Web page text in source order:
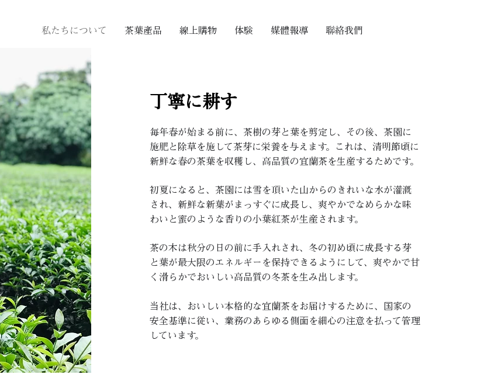
私たちについて 茶葉產品 線上購物 体験 媒體報導 聯絡我們
丁寧に耕す
毎年春が始まる前に、茶樹の芽と葉を剪定し、その後、茶園に
施肥と除草を施して茶芽に栄養を与えます。これは、清明節頃に
新鮮な春の茶葉を収穫し、高品質の宜蘭茶を生産するためです。
初夏になると、茶園には雪を頂いた山からのきれいな水が灌漑
され、新鮮な新葉がまっすぐに成長し、爽やかでなめらかな味
わいと蜜のような香りの小葉紅茶が生産されます。
茶の木は秋分の日の前に手入れされ、冬の初め頃に成長する芽
と葉が最大限のエネルギーを保持できるようにして、爽やかで甘
く滑らかでおいしい高品質の冬茶を生み出します。
当社は、おいしい本格的な宜蘭茶をお届けするために、国家の
安全基準に従い、業務のあらゆる側面を細心の注意を払って管理
しています。